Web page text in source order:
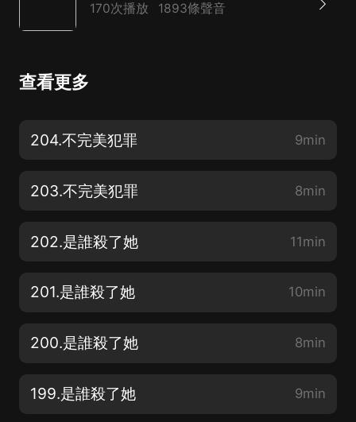
170次播放 1893條聲音
查看更多
204.不完美犯罪 9min
203.不完美犯罪 8min
202.是誰殺了她 11min
201.是誰殺了她 10min
200.是誰殺了她 8min
199.是誰殺了她 9min